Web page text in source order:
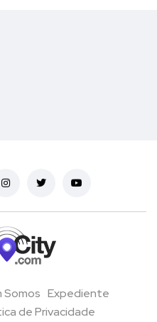
Somos Expediente
de Privacidade